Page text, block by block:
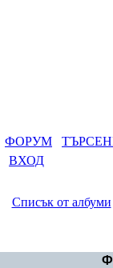
ФОРУМ
ВХОД
Списък от албуми